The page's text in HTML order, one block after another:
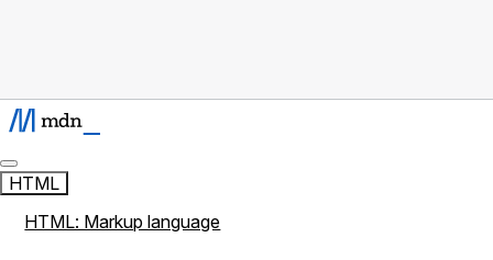
HTML
HTML: Markup language